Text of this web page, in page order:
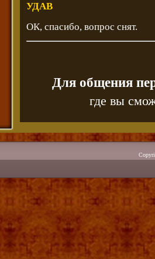
УДАВ
ОК, спасибо, вопрос снят.
Для общения
где вы